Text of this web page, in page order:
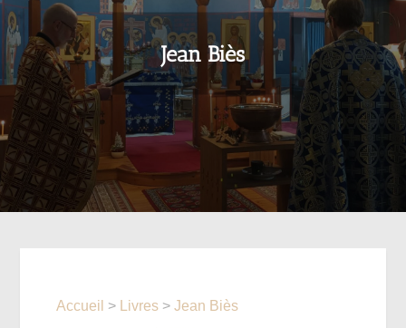
Jean Biès
Accueil > Livres >Jean Biès